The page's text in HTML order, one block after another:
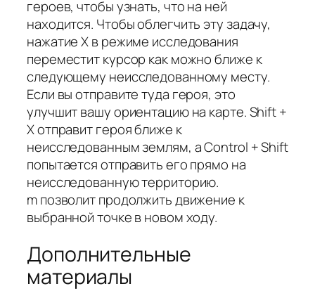
героев, чтобы узнать, что на ней
находится. Чтобы облегчить эту задачу,
нажатие X в режиме исследования
переместит курсор как можно ближе к
следующему неисследованному месту.
Если вы отправите туда героя, это
улучшит вашу ориентацию на карте. Shift +
X отправит героя ближе к
неисследованным землям, а Control + Shift
попытается отправить его прямо на
неисследованную территорию.
m позволит продолжить движение к
выбранной точке в новом ходу.
Дополнительные
материалы